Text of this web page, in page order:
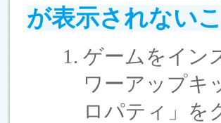
が表示されない
ゲームをイン
ワーアップキ
ロパティ」を